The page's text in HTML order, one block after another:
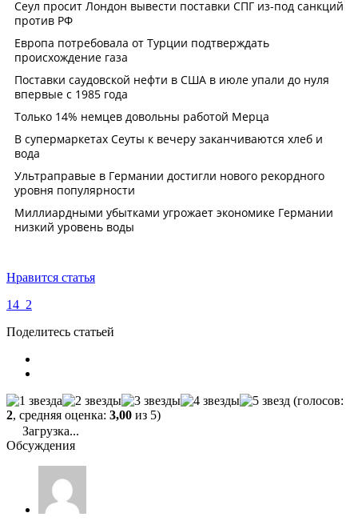
Нравится статья
14 2
Поделитесь статьей
(голосов:
2, средняя оценка: 3,00 из 5)
Загрузка...
Обсуждения